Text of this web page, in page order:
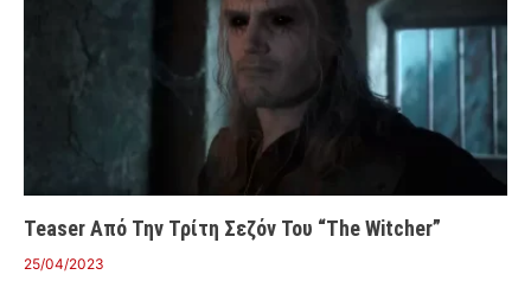
Teaser Από Την Τρίτη Σεζόν Του “The Witcher”
25/04/2023